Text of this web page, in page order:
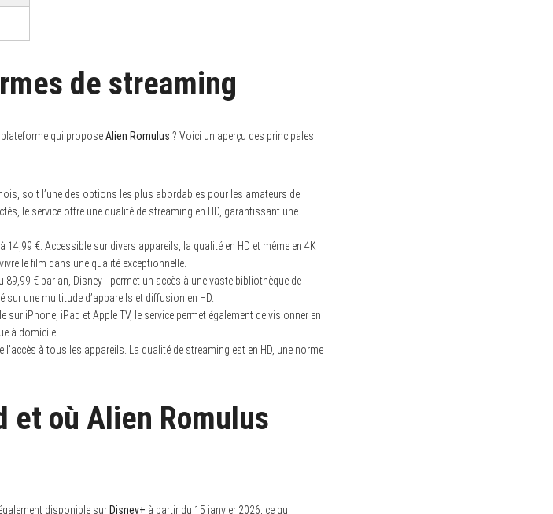
de streaming
qui proposeAlien Romulus ? Voici un aperçu des principales
soit l’une des options les plus abordables pour les amateurs de
le service offre une qualité de streaming en HD, garantissant une
14,99 €. Accessible sur divers appareils, la qualité en HD et même en 4K
le film dans une qualité exceptionnelle.
89,99 € par an, Disney+ permet un accès à une vaste bibliothèque de
une multitude d’appareils et diffusion en HD.
iPhone, iPad et Apple TV, le service permet également de visionner en
à domicile.
à tous les appareils. La qualité de streaming est en HD, une norme
et où Alien Romulus
disponible sur Disney+ à partir du 15 janvier 2026, ce qui